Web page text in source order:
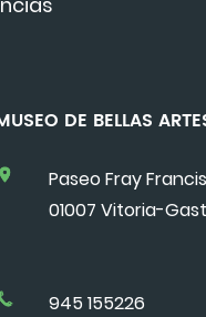
DE BELLAS
Paseo Fray
01007 Vitoria-
945 155226